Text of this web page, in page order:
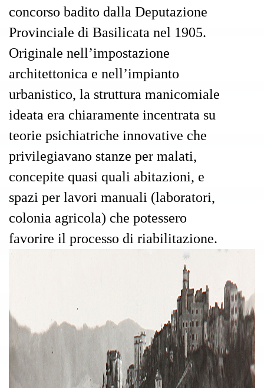
concorso badito dalla Deputazione
Provinciale di Basilicata nel 1905.
Originale nell’impostazione
architettonica e nell’impianto
urbanistico, la struttura manicomiale
ideata era chiaramente incentrata su
teorie psichiatriche innovative che
privilegiavano stanze per malati,
concepite quasi quali abitazioni, e
spazi per lavori manuali (laboratori,
colonia agricola) che potessero
favorire il processo di riabilitazione.